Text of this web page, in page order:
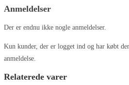
Anmeldelser
Der er endnu ikke nogle anmeldelser.
Kun kunder, der er logget ind og har købt
anmeldelse.
Relaterede varer